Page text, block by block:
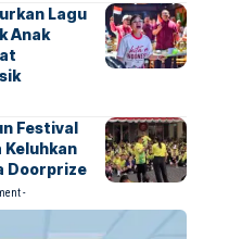
Lagu
Anak
Festival
Doorprize
-